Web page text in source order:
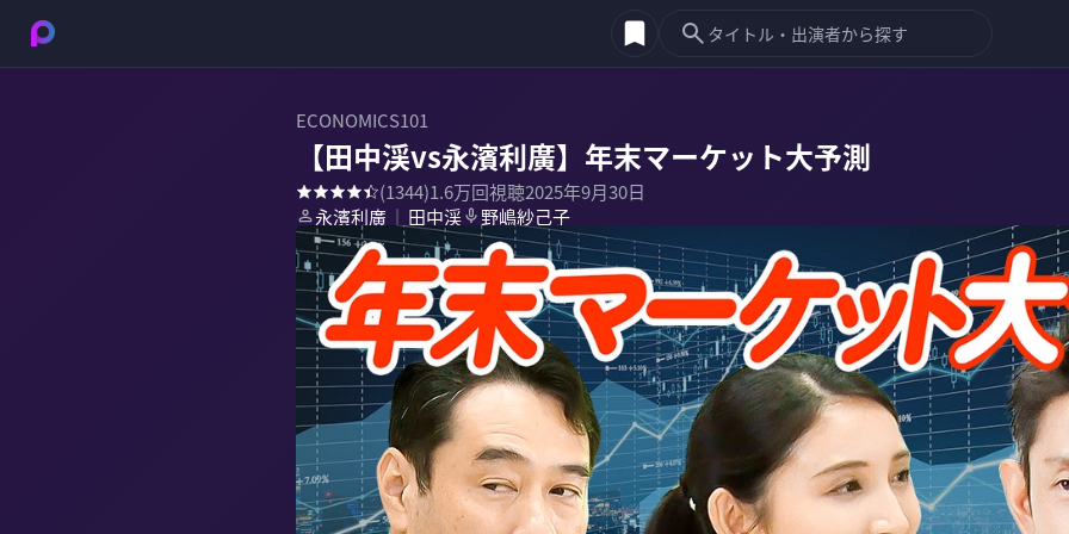
ECONOMICS101
【田中渓vs永濱利廣】年末マーケット大予測
(1344)1.6万回視聴2025年9月30日
永濱利廣 ｜ 田中渓 野嶋紗己子